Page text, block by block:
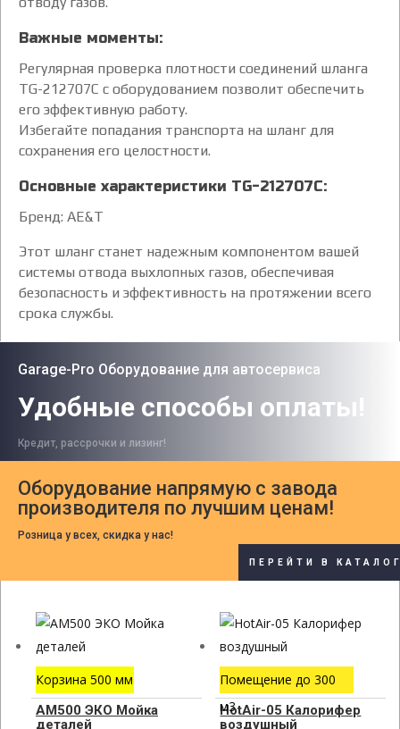
Важные моменты:
Регулярная проверка плотности соединений шланга
TG-212707C с оборудованием позволит обеспечить
его эффективную работу.
Избегайте попадания транспорта на шланг для
сохранения его целостности.
Основные характеристики TG-212707C:
Бренд: AE&T
Этот шланг станет надежным компонентом вашей
системы отвода выхлопных газов, обеспечивая
безопасность и эффективность на протяжении всего
срока службы.
Garage-Pro Оборудование для автосервиса
Удобные способы оплаты!
Кредит, рассрочки и лизинг!
Оборудование напрямую с завода
производителя по лучшим ценам!
Розница у всех, скидка у нас!
ПЕРЕЙТИ В
Корзина 500 мм
АМ500 ЭКО Мойка
деталей
Помещение до 300
м3
HotAir-05 Калорифер
воздушный